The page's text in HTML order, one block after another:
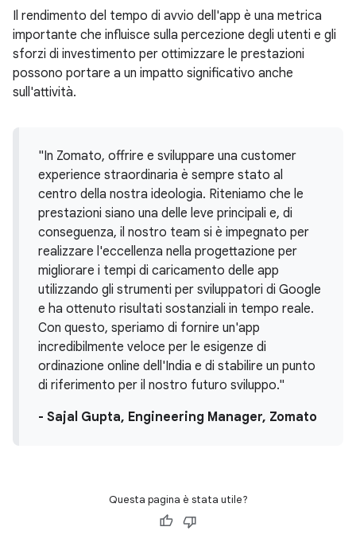
Il rendimento del tempo di avvio dell'app è una metrica
importante che influisce sulla percezione degli utenti e gli
sforzi di investimento per ottimizzare le prestazioni
possono portare a un impatto significativo anche
sull'attività.
"In Zomato, offrire e sviluppare una customer
experience straordinaria è sempre stato al
centro della nostra ideologia. Riteniamo che le
prestazioni siano una delle leve principali e, di
conseguenza, il nostro team si è impegnato per
realizzare l'eccellenza nella progettazione per
migliorare i tempi di caricamento delle app
utilizzando gli strumenti per sviluppatori di Google
e ha ottenuto risultati sostanziali in tempo reale.
Con questo, speriamo di fornire un'app
incredibilmente veloce per le esigenze di
ordinazione online dell'India e di stabilire un punto
di riferimento per il nostro futuro sviluppo."
- Sajal Gupta, Engineering Manager, Zomato
Questa pagina è stata utile?